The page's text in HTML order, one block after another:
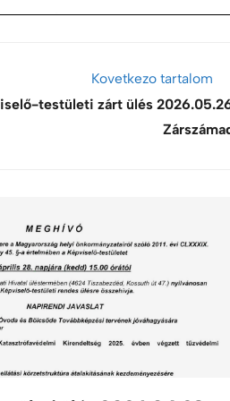
Kovetkezo tartalom
testületi zárt ülés